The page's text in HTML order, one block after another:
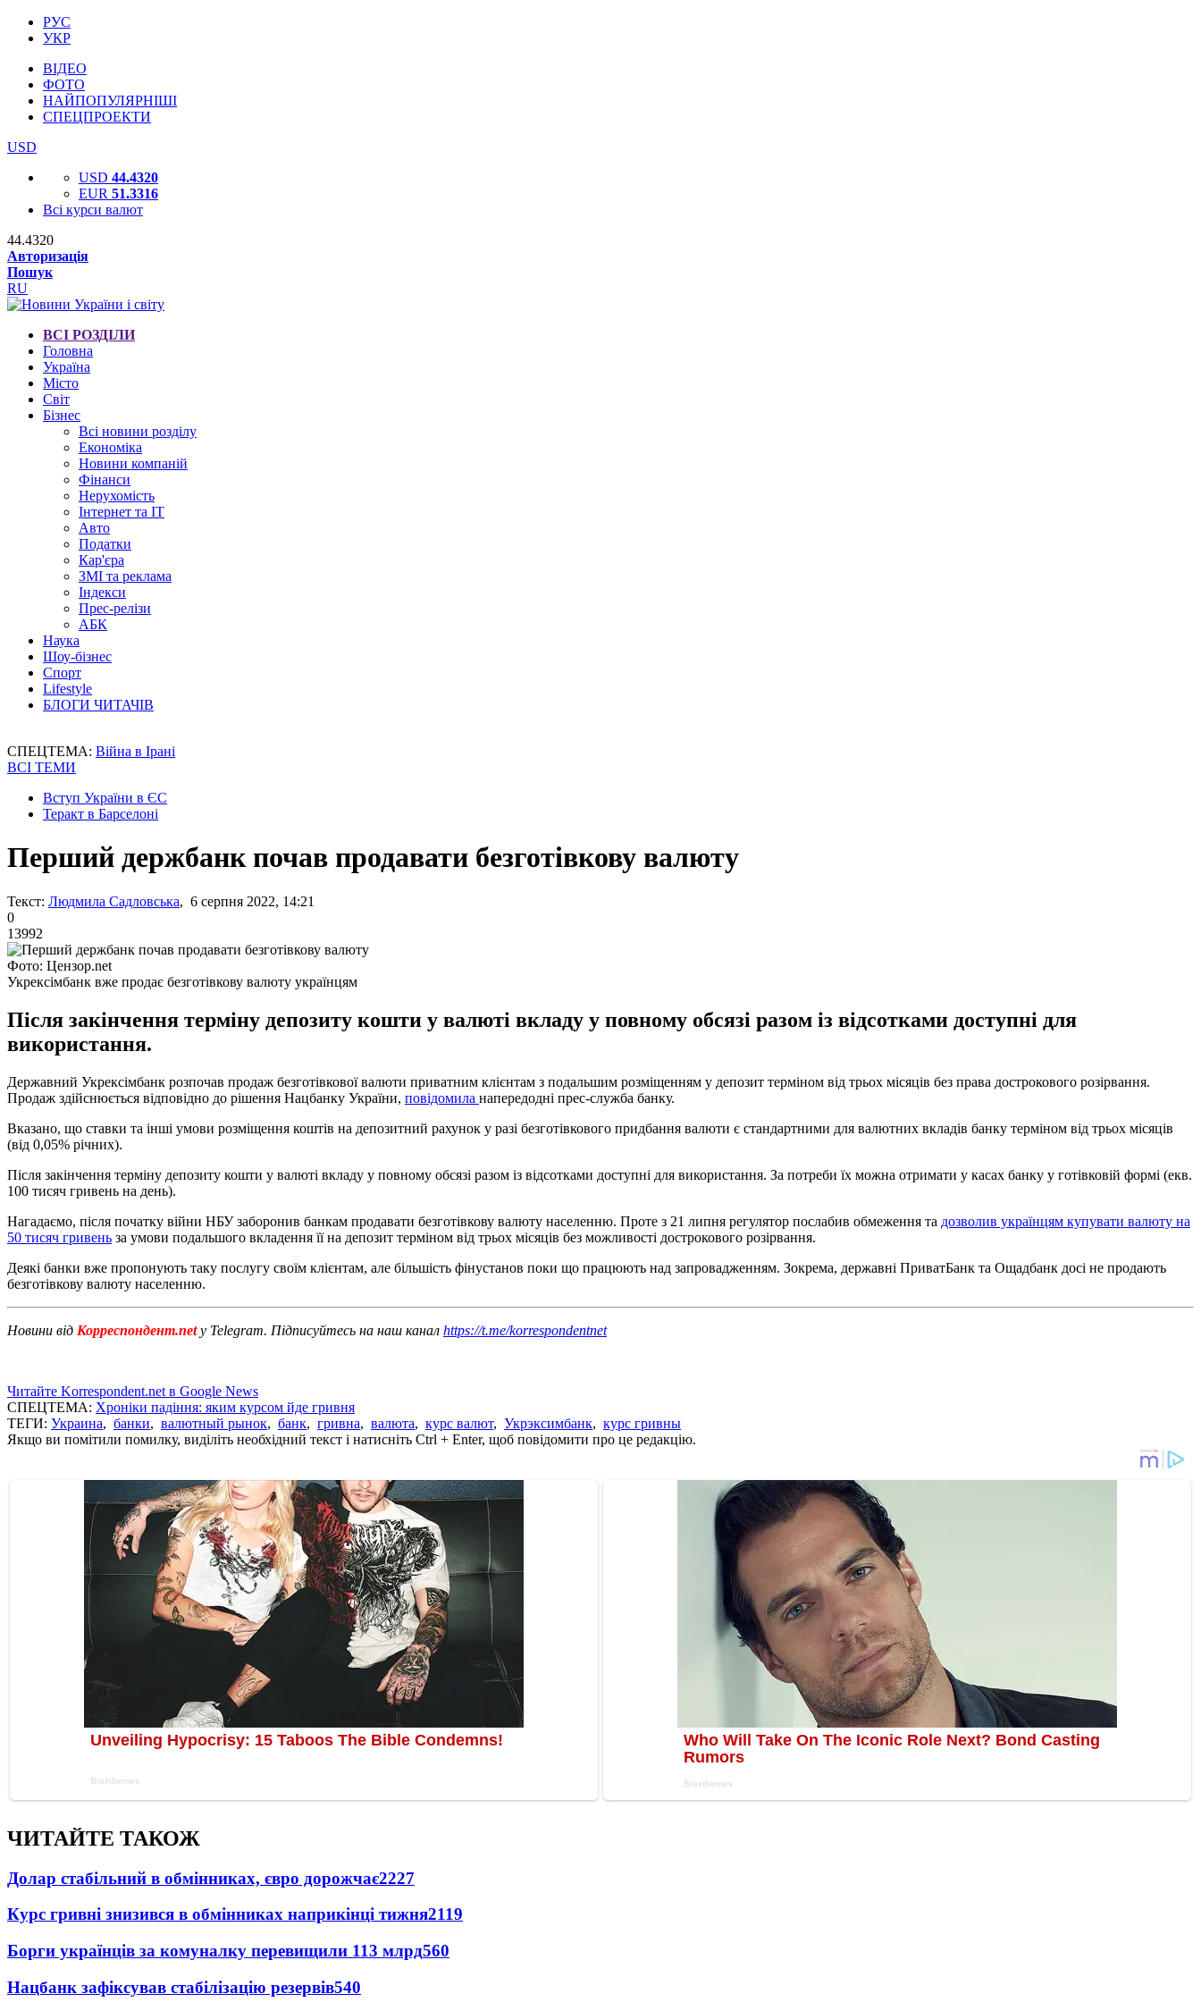
РУС
УКР
ВІДЕО
ФОТО
НАЙПОПУЛЯРНІШІ
СПЕЦПРОЕКТИ
USD
USD 44.4320
EUR 51.3316
Всі курси валют
44.4320
Авторизація
Пошук
RU
ВСІ РОЗДІЛИ
Головна
Україна
Місто
Світ
Бізнес
Всі новини розділу
Економіка
Новини компаній
Фінанси
Нерухомість
Інтернет та IT
Авто
Податки
Кар'єра
ЗМІ та реклама
Індекси
Прес-релізи
АБК
Наука
Шоу-бізнес
Спорт
Lifestyle
БЛОГИ ЧИТАЧІВ
СПЕЦТЕМА: Війна в Ірані
ВСІ ТЕМИ
Вступ України в ЄС
Теракт в Барселоні
Перший держбанк почав продавати безготівкову валюту
Текст: Людмила Садловська, 6 серпня 2022, 14:21
0
13992
Фото: Цензор.net
Укрексімбанк вже продає безготівкову валюту українцям
Після закінчення терміну депозиту кошти у валюті вкладу у повному обсязі разом із відсотками доступні для
використання.
Державний Укрексімбанк розпочав продаж безготівкової валюти приватним клієнтам з подальшим розміщенням у депозит терміном від трьох місяців без права дострокового розірвання.
Продаж здійснюється відповідно до рішення Нацбанку України, повідомила напередодні прес-служба банку.
Вказано, що ставки та інші умови розміщення коштів на депозитний рахунок у разі безготівкового придбання валюти є стандартними для валютних вкладів банку терміном від трьох місяців
(від 0,05% річних).
Після закінчення терміну депозиту кошти у валюті вкладу у повному обсязі разом із відсотками доступні для використання. За потреби їх можна отримати у касах банку у готівковій формі (екв.
100 тисяч гривень на день).
Нагадаємо, після початку війни НБУ заборонив банкам продавати безготівкову валюту населенню. Проте з 21 липня регулятор послабив обмеження та дозволив українцям купувати валюту на
50 тисяч гривень за умови подальшого вкладення її на депозит терміном від трьох місяців без можливості дострокового розірвання.
Деякі банки вже пропонують таку послугу своїм клієнтам, але більшість фінустанов поки що працюють над запровадженням. Зокрема, державні ПриватБанк та Ощадбанк досі не продають
безготівкову валюту населенню.
Новини від Корреспондент.netу Telegram. Підписуйтесь на наш канал https://t.me/korrespondentnet
Читайте Korrespondent.net в Google News
СПЕЦТЕМА: Хроніки падіння: яким курсом йде гривня
ТЕГИ: Украина, банки, валютный рынок, банк, гривна, валюта, курс валют, Укрэксимбанк, курс гривны
Якщо ви помітили помилку, виділіть необхідний текст і натисніть Ctrl + Enter, щоб повідомити про це редакцію.
ЧИТАЙТЕ ТАКОЖ
Долар стабільний в обмінниках, євро дорожчає2227
Курс гривні знизився в обмінниках наприкінці тижня2119
Борги українців за комуналку перевищили 113 млрд560
Нацбанк зафіксував стабілізацію резервів540